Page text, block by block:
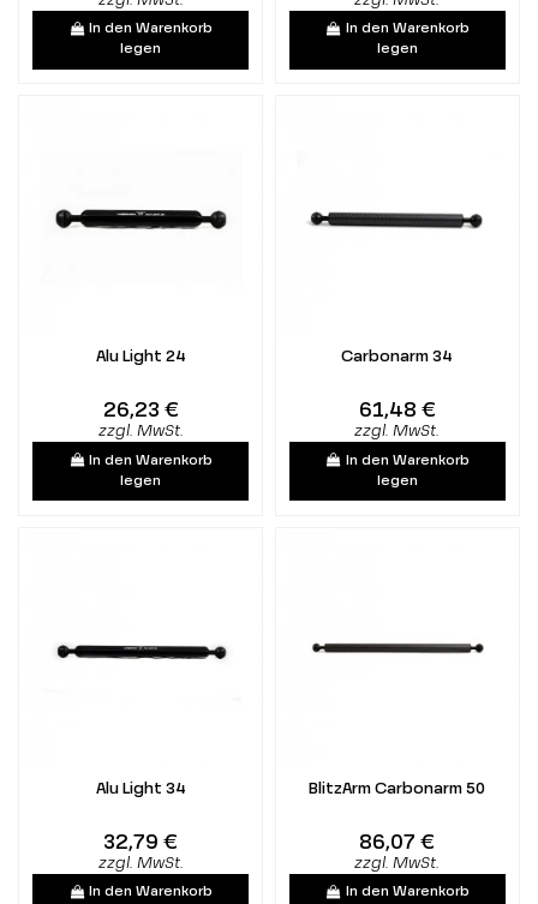
In den Warenkorb
legen
In den Warenkorb
legen
Alu Light 24
26,23 €
zzgl. MwSt.
In den Warenkorb
legen
Carbonarm 34
61,48 €
zzgl. MwSt.
In den Warenkorb
legen
Alu Light 34
32,79 €
zzgl. MwSt.
In den Warenkorb
BlitzArm Carbonarm 50
86,07 €
zzgl. MwSt.
In den Warenkorb